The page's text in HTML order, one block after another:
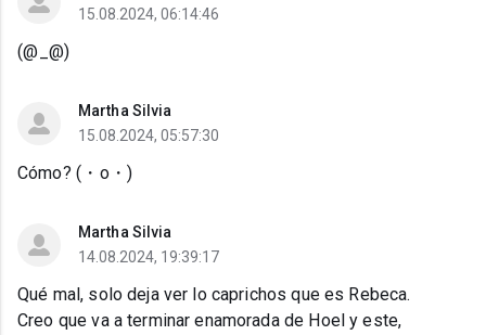
15.08.2024, 06:14:46
(⁠@⁠_⁠@⁠)
Martha Silvia
15.08.2024, 05:57:30
Cómo? (⁠・⁠o⁠・⁠)
Martha Silvia
14.08.2024, 19:39:17
Qué mal, solo deja ver lo caprichos que es Rebeca.
Creo que va a terminar enamorada de Hoel y este,